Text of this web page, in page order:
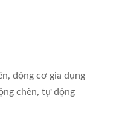
động cơ gia dụng
chèn, tự động